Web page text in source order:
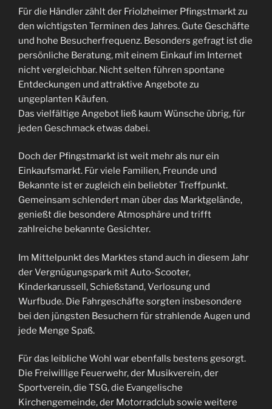
Für die Händler zählt der Friolzheimer Pfingstmarkt zu
den wichtigsten Terminen des Jahres. Gute Geschäfte
und hohe Besucherfrequenz. Besonders gefragt ist die
persönliche Beratung, mit einem Einkauf im Internet
nicht vergleichbar. Nicht selten führen spontane
Entdeckungen und attraktive Angebote zu
ungeplanten Käufen.
Das vielfältige Angebot ließ kaum Wünsche übrig, für
jeden Geschmack etwas dabei.
Doch der Pfingstmarkt ist weit mehr als nur ein
Einkaufsmarkt. Für viele Familien, Freunde und
Bekannte ist er zugleich ein beliebter Treffpunkt.
Gemeinsam schlendert man über das Marktgelände,
genießt die besondere Atmosphäre und trifft
zahlreiche bekannte Gesichter.
Im Mittelpunkt des Marktes stand auch in diesem Jahr
der Vergnügungspark mit Auto-Scooter,
Kinderkarussell, Schießstand, Verlosung und
Wurfbude. Die Fahrgeschäfte sorgten insbesondere
bei den jüngsten Besuchern für strahlende Augen und
jede Menge Spaß.
Für das leibliche Wohl war ebenfalls bestens gesorgt.
Die Freiwillige Feuerwehr, der Musikverein, der
Sportverein, die TSG, die Evangelische
Kirchengemeinde, der Motorradclub sowie weitere